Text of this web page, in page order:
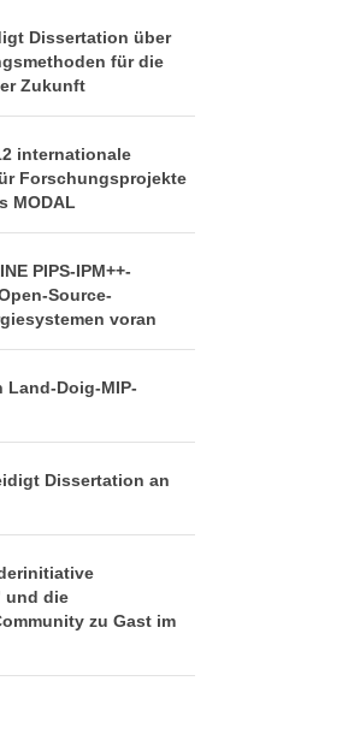
Dissertation über
für die
Zukunft
internationale
Forschungsprojekte
MODAL
PIPS-IPM++-
Source-
voran
Land-Doig-MIP-
Dissertation an
und die
zu Gast im